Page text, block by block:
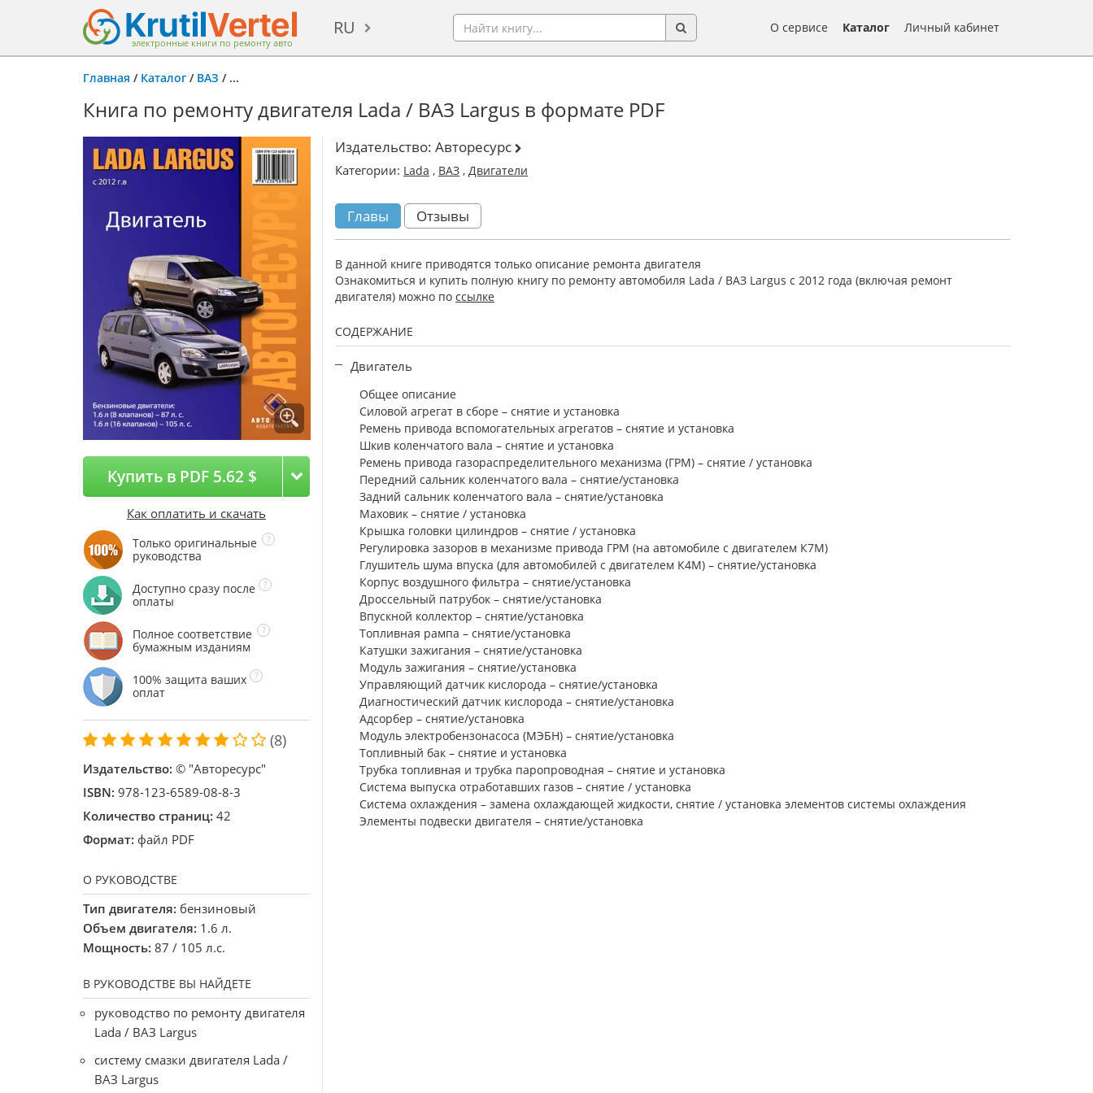
электронные книги по ремонту авто
RU О сервисе Каталог Личный кабинет
Главная / Каталог / ВАЗ / ...
Книга по ремонту двигателя Lada / ВАЗ Largus в формате PDF
Купить в PDF 5.62 $
Как оплатить и скачать
Только оригинальные
руководства
Доступно сразу после
оплаты
Полное соответствие
бумажным изданиям
100% защита ваших
оплат
(8)
Издательство: © "Авторесурс"
ISBN: 978-123-6589-08-8-3
Количество страниц: 42
Формат: файл PDF
О РУКОВОДСТВЕ
Тип двигателя: бензиновый
Объем двигателя: 1.6 л.
Мощность: 87 / 105 л.с.
В РУКОВОДСТВЕ ВЫ НАЙДЕТЕ
руководство по ремонту двигателя
Lada / ВАЗ Largus
систему смазки двигателя Lada /
ВАЗ Largus
Издательство: Авторесурс
Категории: Lada , ВАЗ , Двигатели
Главы Отзывы
В данной книге приводятся только описание ремонта двигателя
Ознакомиться и купить полную книгу по ремонту автомобиля Lada / ВАЗ Largus с 2012 года (включая ремонт
двигателя) можно по ссылке
СОДЕРЖАНИЕ
Двигатель
Общее описание
Силовой агрегат в сборе – снятие и установка
Ремень привода вспомогательных агрегатов – снятие и установка
Шкив коленчатого вала – снятие и установка
Ремень привода газораспределительного механизма (ГРМ) – снятие / установка
Передний сальник коленчатого вала – снятие/установка
Задний сальник коленчатого вала – снятие/установка
Маховик – снятие / установка
Крышка головки цилиндров – снятие / установка
Регулировка зазоров в механизме привода ГРМ (на автомобиле с двигателем К7М)
Глушитель шума впуска (для автомобилей с двигателем К4М) – снятие/установка
Корпус воздушного фильтра – снятие/установка
Дроссельный патрубок – снятие/установка
Впускной коллектор – снятие/установка
Топливная рампа – снятие/установка
Катушки зажигания – снятие/установка
Модуль зажигания – снятие/установка
Управляющий датчик кислорода – снятие/установка
Диагностический датчик кислорода – снятие/установка
Адсорбер – снятие/установка
Модуль электробензонасоса (МЭБН) – снятие/установка
Топливный бак – снятие и установка
Трубка топливная и трубка паропроводная – снятие и установка
Система выпуска отработавших газов – снятие / установка
Система охлаждения – замена охлаждающей жидкости, снятие / установка элементов системы охлаждения
Элементы подвески двигателя – снятие/установка